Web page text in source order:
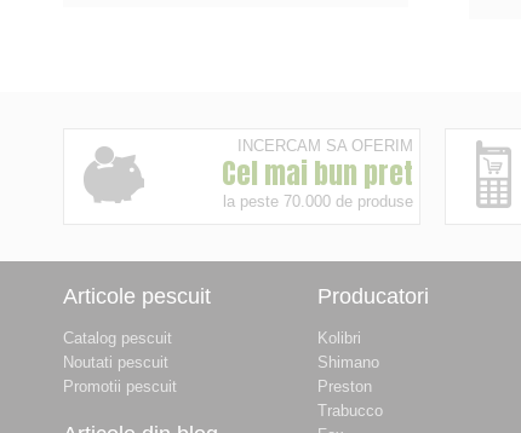
INCERCAM SA OFERIM
Cel mai bun pret
la peste 70.000 de produse
Articole pescuit
Catalog pescuit
Noutati pescuit
Promotii pescuit
Producatori
Kolibri
Shimano
Preston
Trabucco